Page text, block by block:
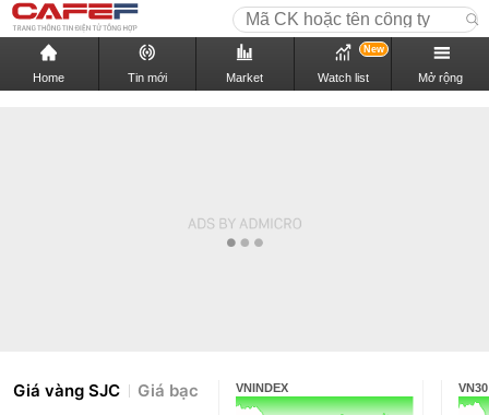
Home Tin mới Market Watch list
New
Mở rộng
Giá vàng SJC Giá bạc VNINDEX VN30